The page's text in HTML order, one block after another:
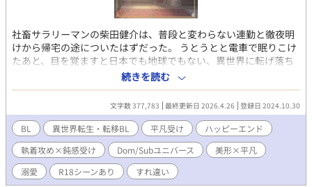
社畜サラリーマンの柴田健介は、普段と変わらない連勤と徹夜明
けから帰宅の途についたはずだった。 うとうとと電車で眠りこけ
たあと、目を覚ますと日本でも地球でもない、異世界に転げ落ち
ていた。 右も左もわからない世界で、医者から「ダイナミクス」
やらというこれまたわけのわからないことを告げられ、健介は
「sub」だと言われる。 そんな医者からの帰り道に急に道端で体
調が悪くなって……。 気づいたら、何やら豪奢なベッドに寝かさ
れていて、傍にはイケメンが座っていた。 異世界転移した冴えな
い社畜サラリーマン×歳下ワンコなイケメン 紆余曲折はあれど、
イケメンにくたびれたおじさんがよちよち溺愛されるお話です。
冴えないもぶリーマンおじさんがなぜかDomのイケメンに執着さ
れることになります。 傾国のモブおぢ爆誕。 異世界から来たんで
続きを読む
文字数 377,783 最終更新日 2026.4.26 登録日 2024.10.30
BL 異世界転生・転移BL 平凡受け
ハッピーエンド
執着攻め×鈍感受け
Dom/Subユニバース
美形×平凡
溺愛
R18シーンあり すれ違い